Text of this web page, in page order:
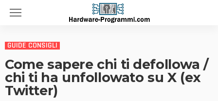
GUIDE CONSIGLI
Come sapere chi ti defollowa /
chi ti ha unfollowato su X (ex
Twitter)